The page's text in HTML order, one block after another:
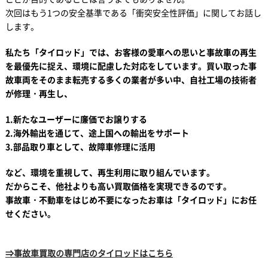
次回はもう1つの安全基準である「衝突安全性評価」に関してお話し
します。
私たち「タイロッド」では、お客様の愛車への思いと事故車の再生
を最優先に捉え、環境に配慮した対応をしています。買い取った事
故車両をそのまま転売する多くの業者が多い中、自社工場の技術者
が修理・再生し、
1.新たなユーザーに廉価でお譲りする
2.海外輸出を通じて、途上国への輸出をサポート
3.部品取り車として、故障車修理に活用
など、環境を重視して、再生利用に取り組んでいます。
だからこそ、他社よりも高い買取価格を実現できるのです。
事故車・不動車をはじめ不要になったお車は「タイロッド」にお任
せください。
⇒事故車買取の専門店のタイロッドはこちら